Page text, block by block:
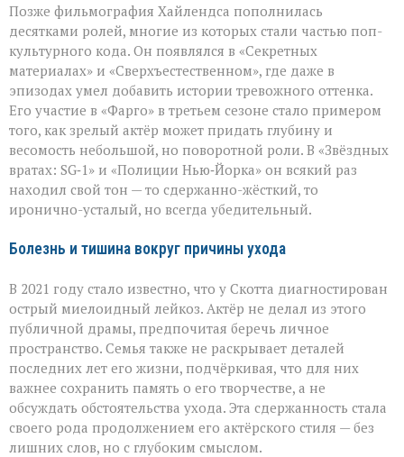
Позже фильмография Хайлендса пополнилась
десятками ролей, многие из которых стали частью поп-
культурного кода. Он появлялся в «Секретных
материалах» и «Сверхъестественном», где даже в
эпизодах умел добавить истории тревожного оттенка.
Его участие в «Фарго» в третьем сезоне стало примером
того, как зрелый актёр может придать глубину и
весомость небольшой, но поворотной роли. В «Звёздных
вратах: SG‑1» и «Полиции Нью‑Йорка» он всякий раз
находил свой тон — то сдержанно-жёсткий, то
иронично-усталый, но всегда убедительный.
Болезнь и тишина вокруг причины ухода
В 2021 году стало известно, что у Скотта диагностирован
острый миелоидный лейкоз. Актёр не делал из этого
публичной драмы, предпочитая беречь личное
пространство. Семья также не раскрывает деталей
последних лет его жизни, подчёркивая, что для них
важнее сохранить память о его творчестве, а не
обсуждать обстоятельства ухода. Эта сдержанность стала
своего рода продолжением его актёрского стиля — без
лишних слов, но с глубоким смыслом.